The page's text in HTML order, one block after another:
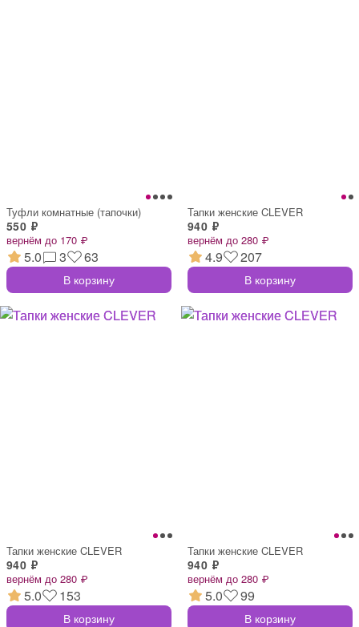
Туфли комнатные (тапочки)
550 ₽
вернём до 170 ₽
5.0 3 63
В корзину
Тапки женские CLEVER
940 ₽
вернём до 280 ₽
4.9 207
В корзину
Тапки женские CLEVER
940 ₽
вернём до 280 ₽
5.0 153
В корзину
Тапки женские CLEVER
940 ₽
вернём до 280 ₽
5.0 99
В корзину